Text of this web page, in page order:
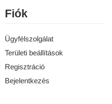
Fiók
Ügyfélszolgálat
Területi beállítások
Regisztráció
Bejelentkezés